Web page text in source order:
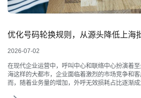
优化号码轮换规则，从源头降低上海
2026-07-02
在现代企业运营中，呼叫中心和联络中心扮演着
海这样的大都市，企业面临着激烈的市场竞争和
而，随着业务量的增加，外呼无效损耗占比逐渐